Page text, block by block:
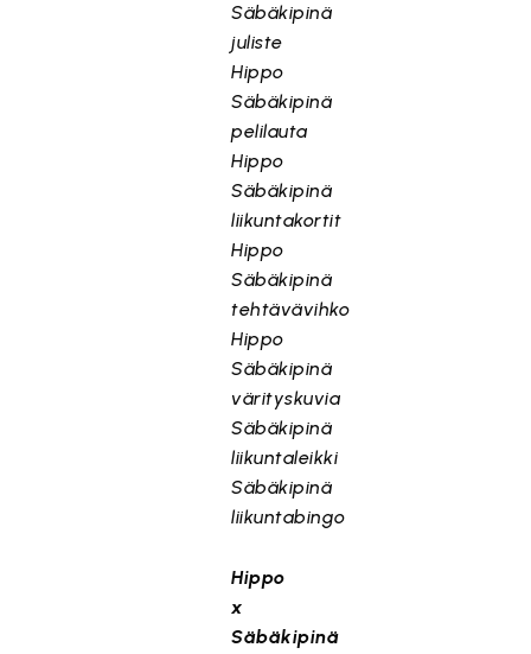
Säbäkipinä
juliste
Hippo
Säbäkipinä
pelilauta
Hippo
Säbäkipinä
liikuntakortit
Hippo
Säbäkipinä
tehtävävihko
Hippo
Säbäkipinä
värityskuvia
Säbäkipinä
liikuntaleikki
Säbäkipinä
liikuntabingo
Hippo
x
Säbäkipinä